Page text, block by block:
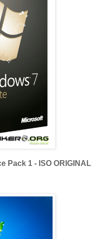
Pack 1 - ISO ORIGINAL